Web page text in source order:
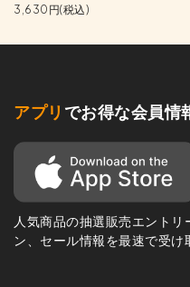
3,630円(税込)
アプリ でお得な会員情
人気商品の抽選販売エント
ン、セール情報を最速で受け